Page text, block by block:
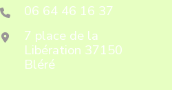
06 64 46 16 37
7 place de la
Libération 37150
Bléré